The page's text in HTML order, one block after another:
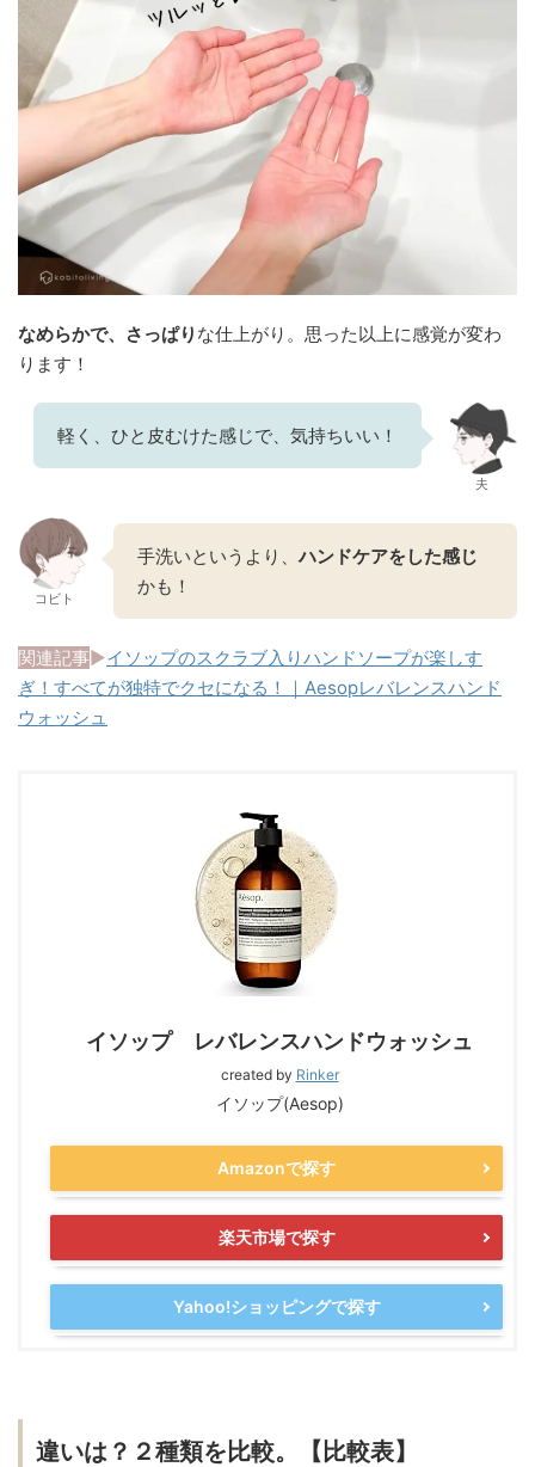
なめらかで、さっぱり な仕上がり。思った以上に感覚が変わ
ります！
軽く、ひと皮むけた感じで、気持ちいい！
夫
コビト
手洗いというより、ハンドケアをした感じ
かも！
関連記事▶︎イソップのスクラブ入りハンドソープが楽しす
ぎ！すべてが独特でクセになる！｜Aesopレバレンスハンド
ウォッシュ
イソップ レバレンスハンドウォッシュ
created by Rinker
イソップ(Aesop)
Amazonで探す
楽天市場で探す
Yahoo!ショッピングで探す
違いは？２種類を比較。【比較表】